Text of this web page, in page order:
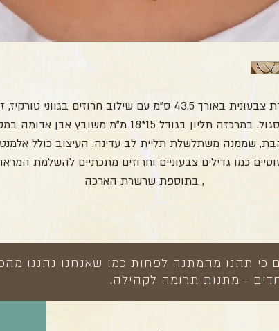
שרשרת צבעונית באורך 43.5 ס"מ עם שילוב חרוזים בגווני
אדום וסגול. במרכזה תליון בגודל 15*18 מ"מ משובץ אבן
שממנה משתלשלת תליית לב עדינה. העיצוב כולל
כמו גדילים צבעוניים וחרוזים מתכתיים להשלמת
, בתוספת שרשרת הארכה
תהנו מהמתנה לפחות כמו שאנחנו נהננו
- מתנות תרומה לקהילה.